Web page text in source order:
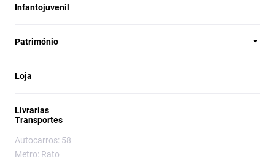
Infantojuvenil
Património
Loja
Livrarias
Transportes
Autocarros: 58
Metro: Rato